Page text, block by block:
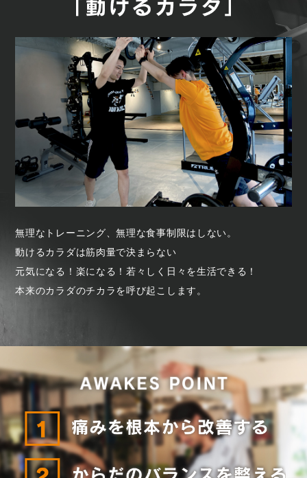
無理なトレーニング、無理な食事制限はしない。
動けるカラダは筋肉量で決まらない
元気になる！楽になる！若々しく日々を生活できる！
本来のカラダのチカラを呼び起こします。